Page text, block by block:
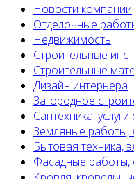
Новости компании
Отделочные
Недвижимость
Строительные
Строительные
Дизайн интерьера
Загородное
Сантехника,
Земляные работы,
Бытовая техника,
Фасадные работы,